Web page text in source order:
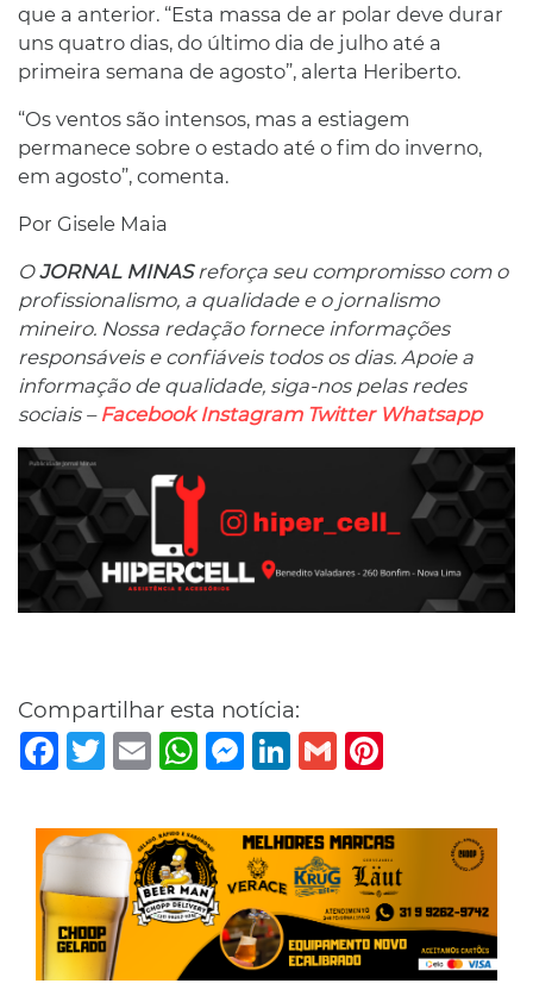
que a anterior. “Esta massa de ar polar deve durar
uns quatro dias, do último dia de julho até a
primeira semana de agosto”, alerta Heriberto.
“Os ventos são intensos, mas a estiagem
permanece sobre o estado até o fim do inverno,
em agosto”, comenta.
Por Gisele Maia
OJORNAL MINASreforça seu compromisso com o
profissionalismo, a qualidade e o jornalismo
mineiro. Nossa redação fornece informações
responsáveis ​​e confiáveis ​​todos os dias. Apoie a
informação de qualidade, siga-nos pelas redes
sociais – Facebook Instagram Twitter Whatsapp
Compartilhar esta notícia:
Facebook
TwitterEmail WhatsAppMessenger
LinkedIn
Gmail